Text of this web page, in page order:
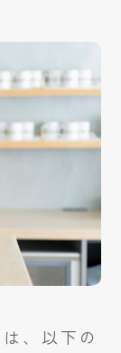
、以下の